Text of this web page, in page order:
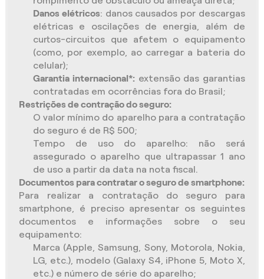
Danos elétricos: danos causados por descargas
elétricas e oscilações de energia, além de
curtos-circuitos que afetem o equipamento
(como, por exemplo, ao carregar a bateria do
celular);
Garantia internacional*:extensão das garantias
contratadas em ocorrências fora do Brasil;
Restrições de contração do seguro:
O valor mínimo do aparelho para a contratação
do seguro é de R$ 500;
Tempo de uso do aparelho: não será
assegurado o aparelho que ultrapassar 1 ano
de uso a partir da data na nota fiscal.
Documentos para contratar o seguro de smartphone:
Para realizar a contratação do seguro para
smartphone, é preciso apresentar os seguintes
documentos e informações sobre o seu
equipamento:
Marca (Apple, Samsung, Sony, Motorola, Nokia,
LG, etc.), modelo (Galaxy S4, iPhone 5, Moto X,
etc.) e número de série do aparelho;